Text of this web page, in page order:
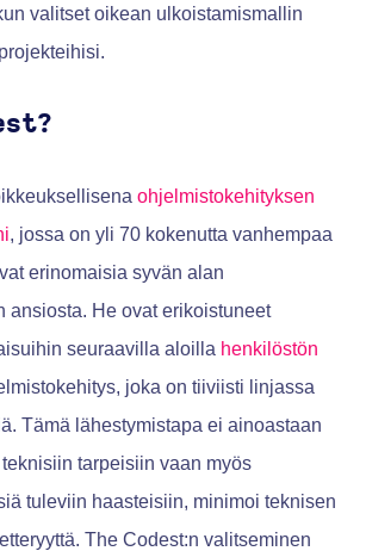
valitset oikean ulkoistamismallin
ohjelmistokehityksen
, jossa on yli 70 kokenutta vanhempaa
erinomaisia syvän alan
ansiosta. He ovat erikoistuneet
seuraavilla aloilla henkilöstön
joka on tiiviisti linjassa
Tämä lähestymistapa ei ainoastaan
tarpeisiin vaan myös
tuleviin haasteisiin, minimoi teknisen
The Codest:n valitseminen